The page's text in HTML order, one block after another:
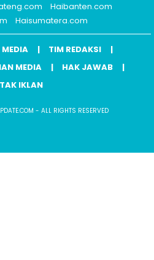
Haibanten.com
Haisumatera.com
TIM REDAKSI
MEDIA
HAK JAWAB
IKLAN
- ALL RIGHTS RESERVED